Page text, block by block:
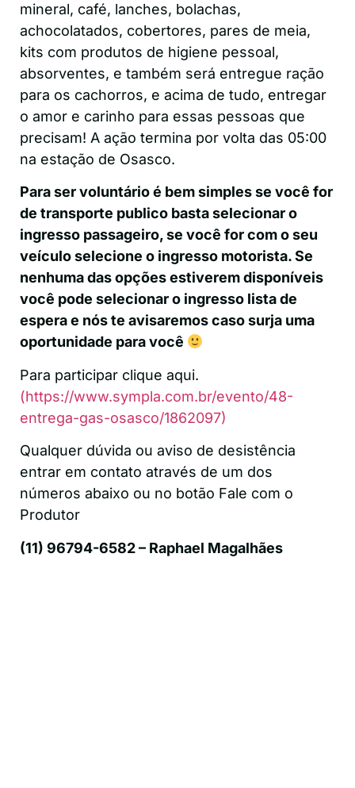
mineral, café, lanches, bolachas,
achocolatados, cobertores, pares de meia,
kits com produtos de higiene pessoal,
absorventes, e também será entregue ração
para os cachorros, e acima de tudo, entregar
o amor e carinho para essas pessoas que
precisam! A ação termina por volta das 05:00
na estação de Osasco.
Para ser voluntário é bem simples se você for
de transporte publico basta selecionar o
ingresso passageiro, se você for com o seu
veículo selecione o ingresso motorista. Se
nenhuma das opções estiverem disponíveis
você pode selecionar o ingresso lista de
espera e nós te avisaremos caso surja uma
oportunidade para você
Para participar clique aqui.
(https://www.sympla.com.br/evento/48-
entrega-gas-osasco/1862097)
Qualquer dúvida ou aviso de desistência
entrar em contato através de um dos
números abaixo ou no botão Fale com o
Produtor
(11) 96794-6582 – Raphael Magalhães